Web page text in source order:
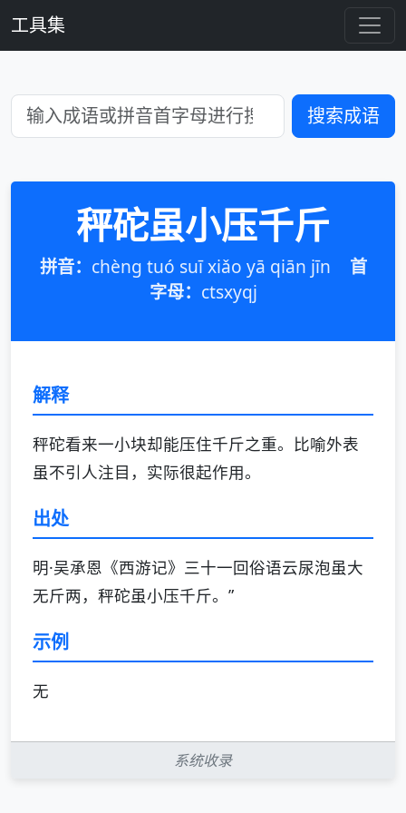
工具集
搜索成语
秤砣虽小压千斤
拼音： chèng tuó suī xiǎo yā qiān jīn
首
字母： ctsxyqj
解释
秤砣看来一小块却能压住千斤之重。比喻外表
虽不引人注目，实际很起作用。
出处
明·吴承恩《西游记》三十一回俗语云尿泡虽大
无斤两，秤砣虽小压千斤。”
示例
无
系统收录